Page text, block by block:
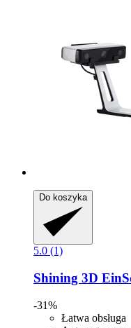
Do koszyka
5.0 (1)
Shining 3D
-31%
Łatwa obsługa